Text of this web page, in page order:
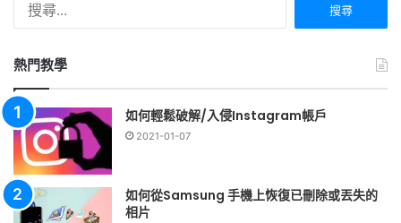
熱門教學
如何輕鬆破解/入侵Instagram帳戶
2021-01-07
如何從Samsung 手機上恢復已刪除或丟失的
相片